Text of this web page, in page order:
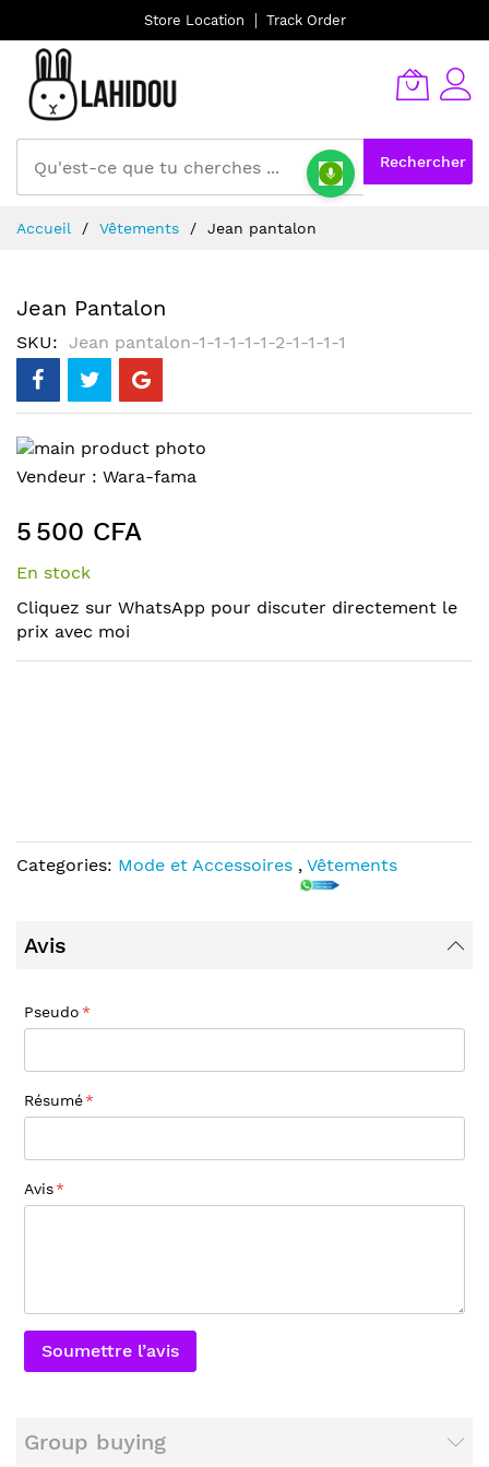
Store Location Track Order
Rechercher
au
Accueil Vêtements Jean pantalon
Jean Pantalon
SKU Jean pantalon-1-1-1-1-1-2-1-1-1-1
Skip
to
end
of
the
gallery
Skip
the
beginning
of
images
gallery
Vendeur : Wara-fama
5 500 CFA
En stock
Cliquez sur WhatsApp pour discuter directement le
prix avec moi
Categories: Mode et Accessoires , Vêtements
Avis
Pseudo
Résumé
Avis
Soumettre l’avis
Group buying